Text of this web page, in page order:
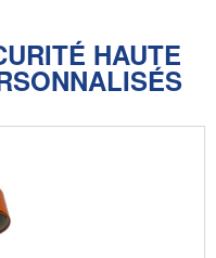
HAUTE